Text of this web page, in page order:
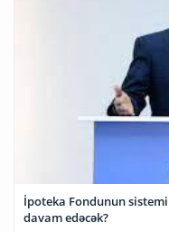
İpoteka Fondunun
davam edəcək?